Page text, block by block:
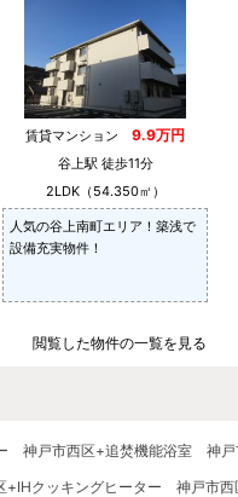
賃貸マンション 9.9万円
谷上駅 徒歩11分
2LDK（54.350㎡）
人気の谷上南町エリア！築浅で
設備充実物件！
閲覧した物件の一覧を見る
神戸市西区+追焚機能浴室 神
+IHクッキングヒーター 神戸市